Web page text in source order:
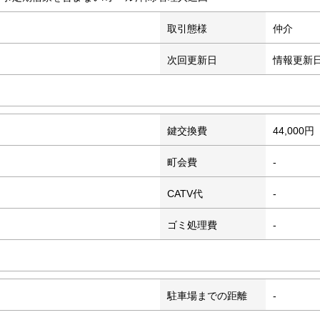
取引態様 仲介
次回更新日 情報更新
鍵交換費 44,000円
町会費 -
CATV代 -
ゴミ処理費 -
駐車場までの距離 -